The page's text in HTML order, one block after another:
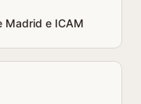
Madrid e ICAM